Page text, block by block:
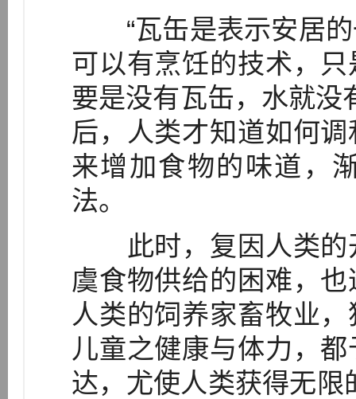
“瓦缶是表示安居的
可以有烹饪的技术，
要是没有瓦缶，水就没
后，人类才知道如何
来增加食物的味道，
法。
此时，复因人类的
虞食物供给的困难，
人类的饲养家畜牧业
儿童之健康与体力，
达，尤使人类获得无限